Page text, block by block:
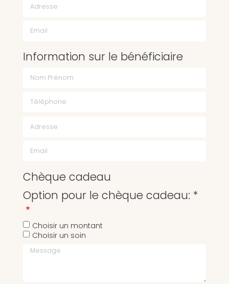
Information sur le bénéficiaire
Chèque cadeau
Option pour le chèque cadeau: *
Choisir un montant
Choisir un soin
Message